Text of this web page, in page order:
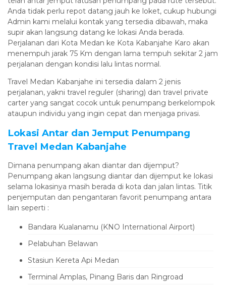
Anda tidak perlu repot datang jauh ke loket, cukup hubungi
Admin kami melalui kontak yang tersedia dibawah, maka
supir akan langsung datang ke lokasi Anda berada.
Perjalanan dari Kota Medan ke Kota Kabanjahe Karo akan
menempuh jarak 75 Km dengan lama tempuh sekitar 2 jam
perjalanan dengan kondisi lalu lintas normal.
Travel Medan Kabanjahe ini tersedia dalam 2 jenis
perjalanan, yakni travel reguler (sharing) dan travel private
carter yang sangat cocok untuk penumpang berkelompok
ataupun individu yang ingin cepat dan menjaga privasi.
Lokasi Antar dan Jemput Penumpang
Travel Medan Kabanjahe
Dimana penumpang akan diantar dan dijemput?
Penumpang akan langsung diantar dan dijemput ke lokasi
selama lokasinya masih berada di kota dan jalan lintas. Titik
penjemputan dan pengantaran favorit penumpang antara
lain seperti :
Bandara Kualanamu (KNO International Airport)
Pelabuhan Belawan
Stasiun Kereta Api Medan
Terminal Amplas, Pinang Baris dan Ringroad